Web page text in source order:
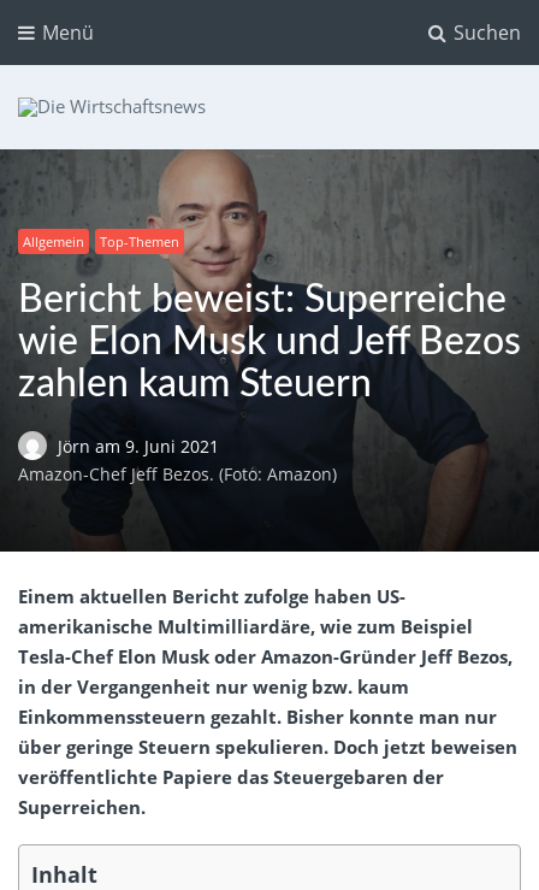
Suchen
Menü
Dein Ratgeber für Aktien und Kryptowährungen
Allgemein Top-Themen
Bericht beweist: Superreiche
wie Elon Musk und Jeff Bezos
zahlen kaum Steuern
Jörn am 9. Juni 2021
Amazon-Chef Jeff Bezos. (Foto: Amazon)
Einem aktuellen Bericht zufolge haben US-
amerikanische Multimilliardäre, wie zum Beispiel
Tesla-Chef Elon Musk oder Amazon-Gründer Jeff Bezos,
in der Vergangenheit nur wenig bzw. kaum
Einkommenssteuern gezahlt. Bisher konnte man nur
über geringe Steuern spekulieren. Doch jetzt beweisen
veröffentlichte Papiere das Steuergebaren der
Superreichen.
Inhalt